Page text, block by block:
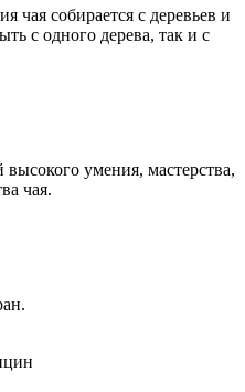
чая собирается с деревьев и
с одного дерева, так и с
умения, мастерства,
чая.